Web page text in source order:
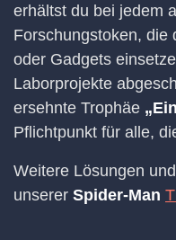
erhältst du bei jedem
Forschungstoken, die
oder Gadgets
Laborprojekte
ersehnte Trophäe
Pflichtpunkt für alle,
Weitere Lösungen
unserer Spider-Man